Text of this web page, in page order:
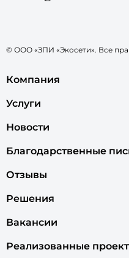
© ООО «ЗПИ «Экосети». Все
Компания
Услуги
Новости
Благодарственные
Отзывы
Решения
Вакансии
Реализованные